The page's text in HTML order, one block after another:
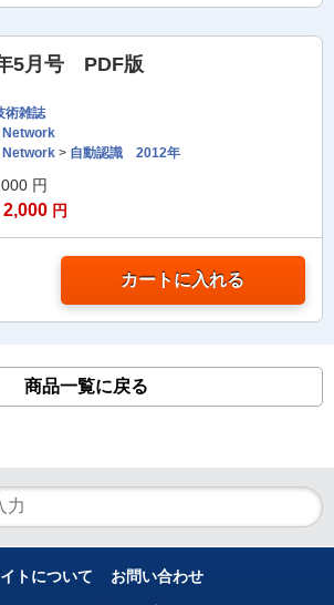
5月号 PDF版
術雑誌
Network
Network > 自動認識 2012年
円
2,000 円
カートに入れる
商品一覧に戻る
トについて お問い合わせ